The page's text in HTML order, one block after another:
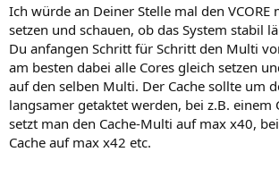
Ich würde an Deiner Stelle mal den VCORE
setzen und schauen, ob das System stabil
Du anfangen Schritt für Schritt den Multi
am besten dabei alle Cores gleich setzen
auf den selben Multi. Der Cache sollte um
langsamer getaktet werden, bei z.B. einem
setzt man den Cache-Multi auf max x40,
Cache auf max x42 etc.